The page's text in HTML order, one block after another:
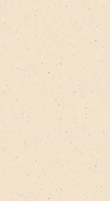
filter
складная магнитная filter
Гофроупаковка filter
Пакеты-открытки filter
Fetr filter
Kraft filter
Lux filter
Сумки Textile filter
Многоцветные filter
filter
коробки-сумки filter